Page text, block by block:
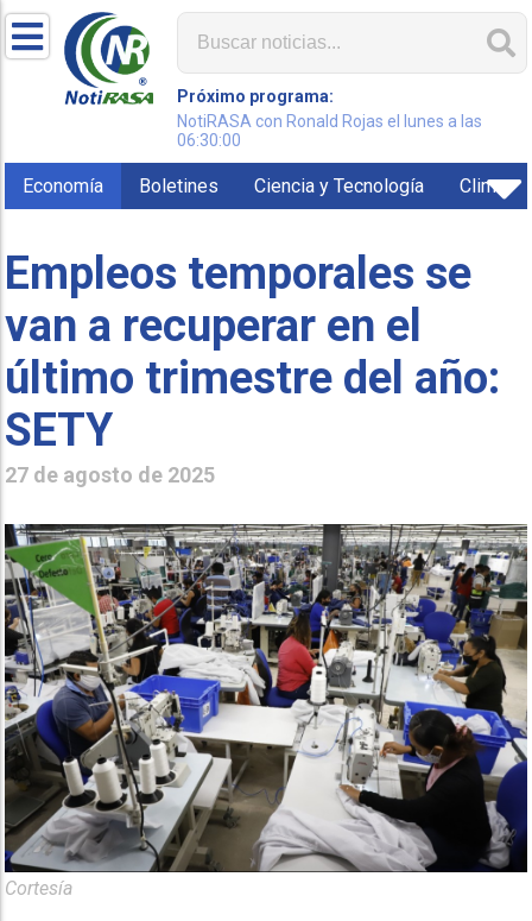
Próximo programa:
NotiRASA con Ronald Rojas el lunes a las
06:30:00
Economía Boletines Ciencia y Tecnología Clima
Empleos temporales se
van a recuperar en el
último trimestre del año:
SETY
27 de agosto de 2025
Cortesía